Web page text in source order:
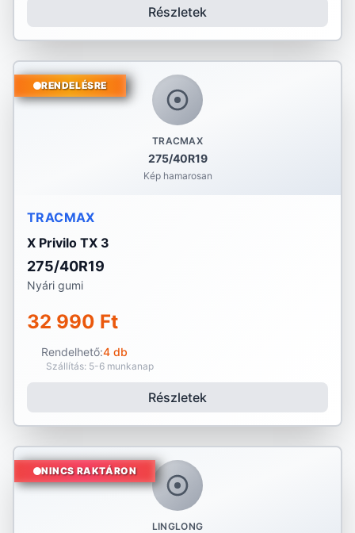
Részletek
TRACMAX
275/40R19
Kép hamarosan
RENDELÉSRE
TRACMAX
X Privilo TX 3
275/40R19
Nyári gumi
32 990 Ft
Rendelhető:4 db
Szállítás: 5-6 munkanap
Részletek
LINGLONG
NINCS RAKTÁRON